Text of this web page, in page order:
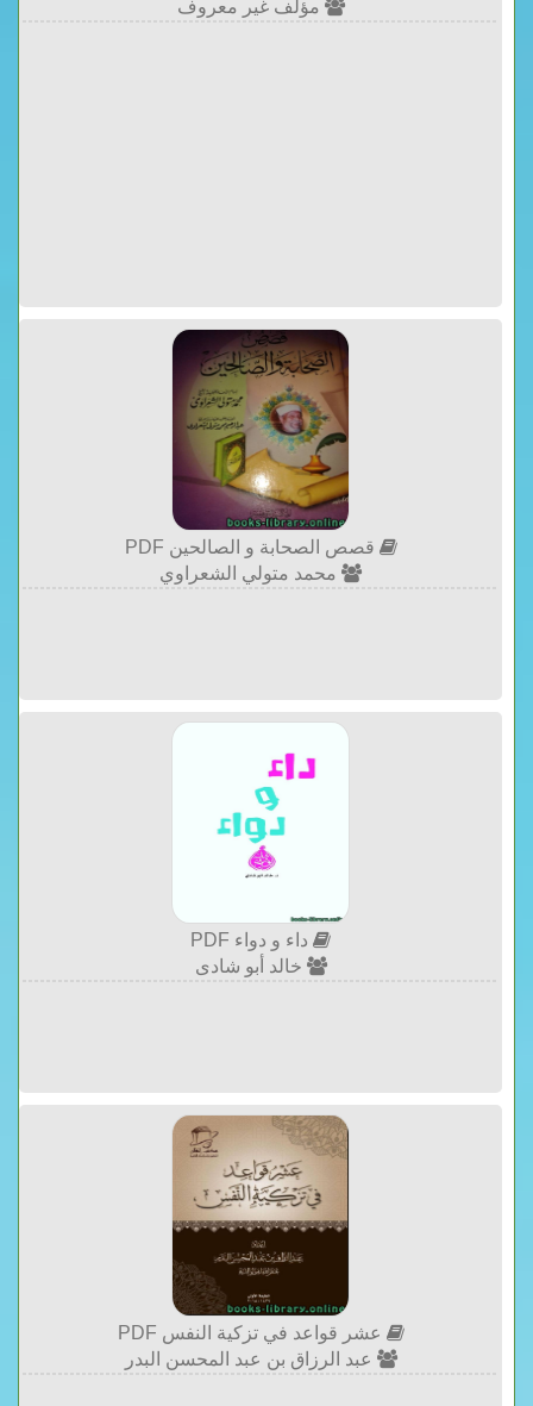
مؤلف غير معروف
قصص الصحابة و الصالحين PDF
محمد متولي الشعراوي
داء و دواء PDF
خالد أبو شادى
عشر قواعد في تزكية النفس PDF
عبد الرزاق بن عبد المحسن البدر